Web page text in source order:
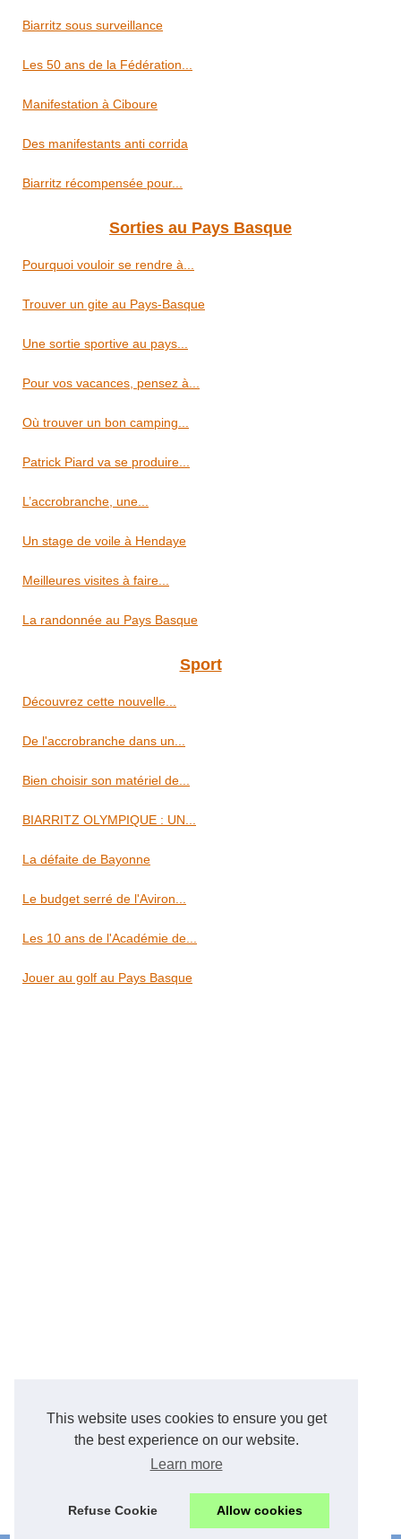
This website uses cookies to ensure you get
the best experience on our website.
Learn more
Refuse Cookie Allow cookies
Biarritz sous surveillance
Les 50 ans de la Fédération...
Manifestation à Ciboure
Des manifestants anti corrida
Biarritz récompensée pour...
Sorties au Pays Basque
Pourquoi vouloir se rendre à...
Trouver un gite au Pays-Basque
Une sortie sportive au pays...
Pour vos vacances, pensez à...
Où trouver un bon camping...
Patrick Piard va se produire...
L’accrobranche, une...
Un stage de voile à Hendaye
Meilleures visites à faire...
La randonnée au Pays Basque
Sport
Découvrez cette nouvelle...
De l'accrobranche dans un...
Bien choisir son matériel de...
BIARRITZ OLYMPIQUE : UN...
La défaite de Bayonne
Le budget serré de l'Aviron...
Les 10 ans de l'Académie de...
Jouer au golf au Pays Basque
pays basque